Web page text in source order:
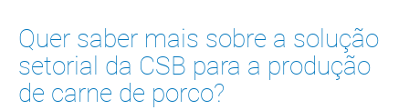
Quer saber mais sobre a solução
setorial da CSB para a produção
de carne de porco?